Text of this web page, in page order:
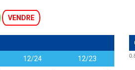
VENDRE
12/24
12/23